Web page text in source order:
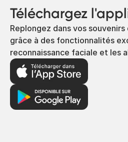
Téléchargez
Replongez dans vos
grâce à des fonctionnalités
reconnaissance faciale et les